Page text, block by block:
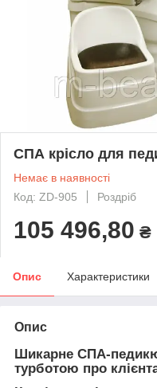
СПА крісло для
Немає в наявності
Код: ZD-905
Роздріб
105 496,80 ₴
Опис Характеристики
Опис
Шикарне СПА-
турботою про